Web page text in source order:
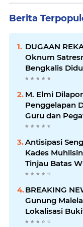
Berita
DUGAAN
Oknum
Bengkalis
Barang Bukti
Warga Hadir di
M. Elmi
Penggelapan
Guru dan
Pastikan
Berjalan
Antisipasi
Kades
Tinjau Batas
yang Diduga
BREAKING
Gunung
Lokalisasi
Perempuan